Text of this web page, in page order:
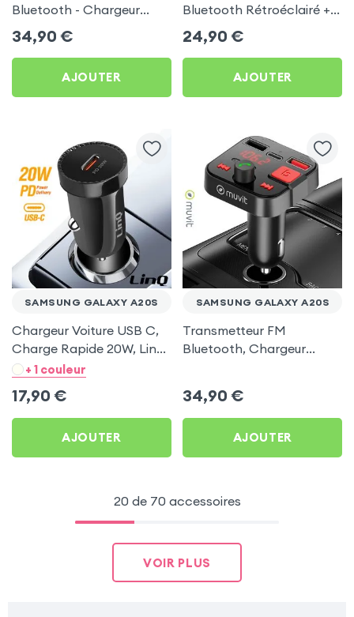
Bluetooth - Chargeur
Voiture USB C + USB -
Swissten
34,90 €
AJOUTER
Bluetooth Rétroéclairé +
Chargeur Voiture USB C
et USB - XO
24,90 €
AJOUTER
SAMSUNG GALAXY A20S
Chargeur Voiture USB C,
Charge Rapide 20W, LinQ
- Noir pour Samsung
+ 1 couleur
17,90 €
AJOUTER
SAMSUNG GALAXY A20S
Transmetteur FM
Bluetooth, Chargeur
34,90 €
AJOUTER
20 de 70 accessoires
VOIR PLUS